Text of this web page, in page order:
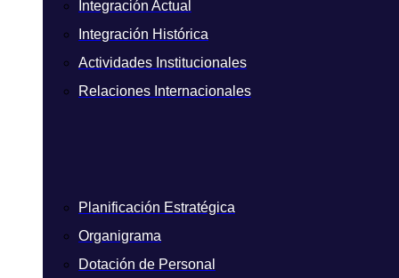
Integración Actual
Integración Histórica
Actividades Institucionales
Relaciones Internacionales
Planificación Estratégica
Organigrama
Dotación de Personal